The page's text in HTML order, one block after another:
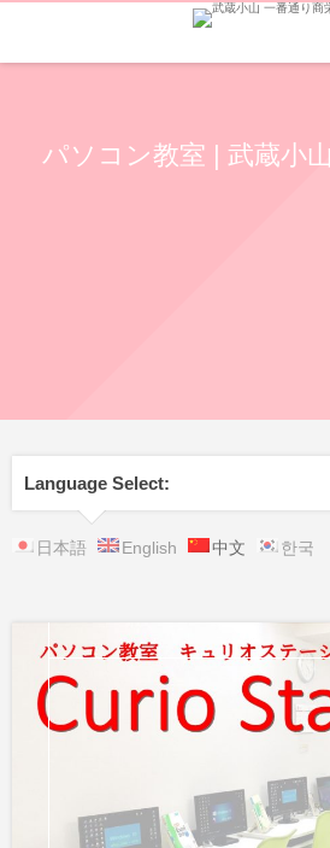
パソコン教室 | 武蔵小
Language Select:
日本語 English 中文 한국